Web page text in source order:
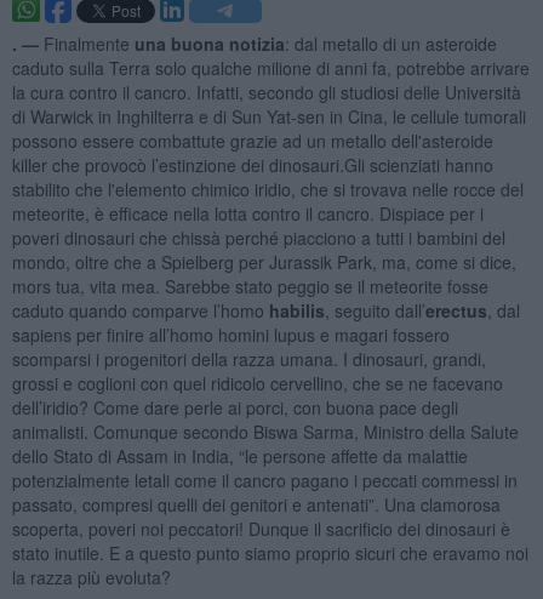
. — Finalmente una buona notizia: dal metallo di un asteroide
caduto sulla Terra solo qualche milione di anni fa, potrebbe arrivare
la cura contro il cancro. Infatti, secondo gli studiosi delle Università
di Warwick in Inghilterra e di Sun Yat-sen in Cina, le cellule tumorali
possono essere combattute grazie ad un metallo dell'asteroide
killer che provocò l’estinzione dei dinosauri.Gli scienziati hanno
stabilito che l'elemento chimico iridio, che si trovava nelle rocce del
meteorite, è efficace nella lotta contro il cancro. Dispiace per i
poveri dinosauri che chissà perché piacciono a tutti i bambini del
mondo, oltre che a Spielberg per Jurassik Park, ma, come si dice,
mors tua, vita mea. Sarebbe stato peggio se il meteorite fosse
caduto quando comparve l’homo habilis , seguito dall’erectus , dal
sapiens per finire all’homo homini lupus e magari fossero
scomparsi i progenitori della razza umana. I dinosauri, grandi,
grossi e coglioni con quel ridicolo cervellino, che se ne facevano
dell’iridio? Come dare perle ai porci, con buona pace degli
animalisti. Comunque secondo Biswa Sarma, Ministro della Salute
dello Stato di Assam in India, “le persone affette da malattie
potenzialmente letali come il cancro pagano i peccati commessi in
passato, compresi quelli dei genitori e antenati”. Una clamorosa
scoperta, poveri noi peccatori! Dunque il sacrificio dei dinosauri è
stato inutile. E a questo punto siamo proprio sicuri che eravamo noi
la razza più evoluta?